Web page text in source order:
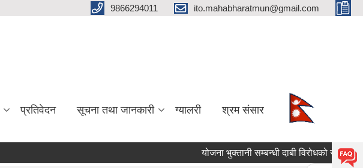
9866294011 ito.mahabharatmun@gmail.com
प्रतिवेदन सूचना तथा जानकारी ग्यालरी श्रम संसार
योजना भुक्तानी सम्बन्धी दाबी विरोधको सूचना।